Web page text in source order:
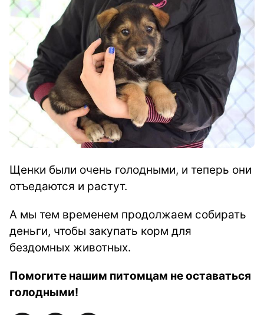
Щенки были очень голодными, и теперь они
отъедаются и растут.
А мы тем временем продолжаем собирать
деньги, чтобы закупать корм для
бездомных животных.
Помогите нашим питомцам не оставаться
голодными!